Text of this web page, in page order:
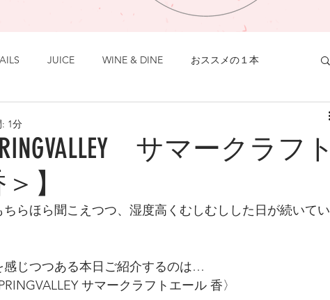
JUICE WINE & DINE おススメの１本
記
サマークラフト
】
1分
らほら聞こえつつ、湿度高くむしむしした日が続いてい
感じつつある本日ご紹介するのは…
サマークラフトエール 香〉